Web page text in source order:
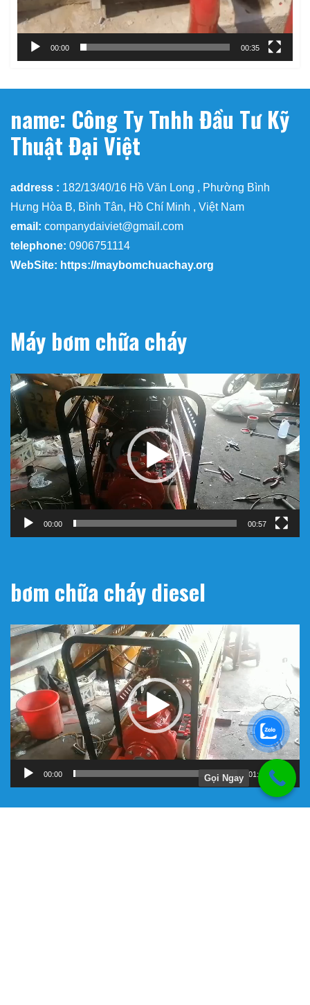
00:00 00:35
name: Công Ty Tnhh Đầu Tư Kỹ
Thuật Đại Việt
address : 182/13/40/16 Hồ Văn Long , Phường Bình
Hưng Hòa B, Bình Tân, Hồ Chí Minh , Việt Nam
email: companydaiviet@gmail.com
telephone: 0906751114
WebSite: https://maybomchuachay.org
Máy bơm chữa cháy
Trình
chơi
Video
00:00 00:57
bơm chữa cháy diesel
Trình
chơi
Video
00:00 01:11
Gọi Ngay